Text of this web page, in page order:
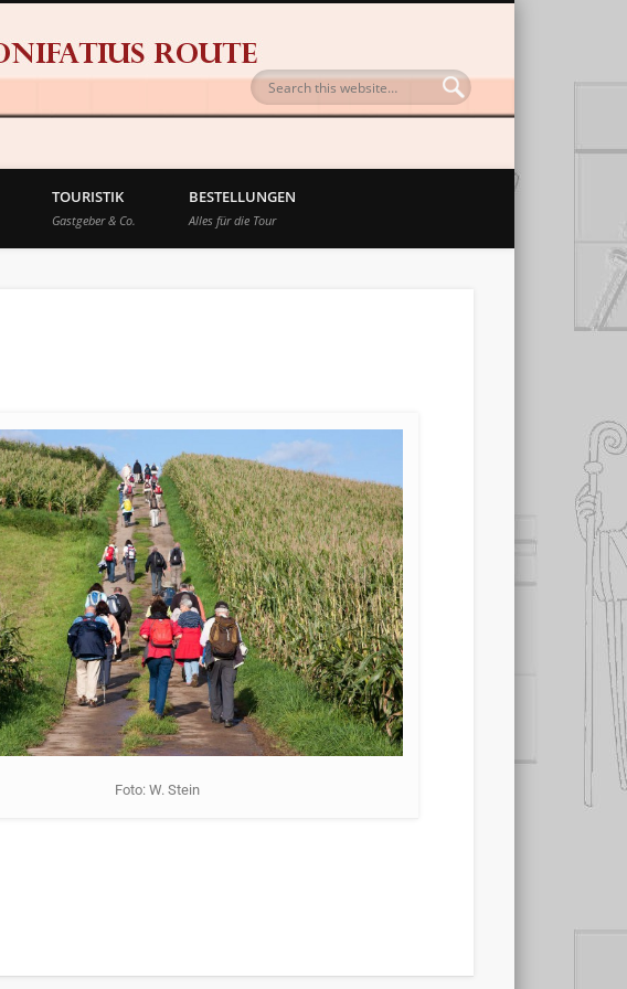
TOURISTIK
Gastgeber & Co.
BESTELLUNGEN
Alles für die Tour
Foto: W. Stein